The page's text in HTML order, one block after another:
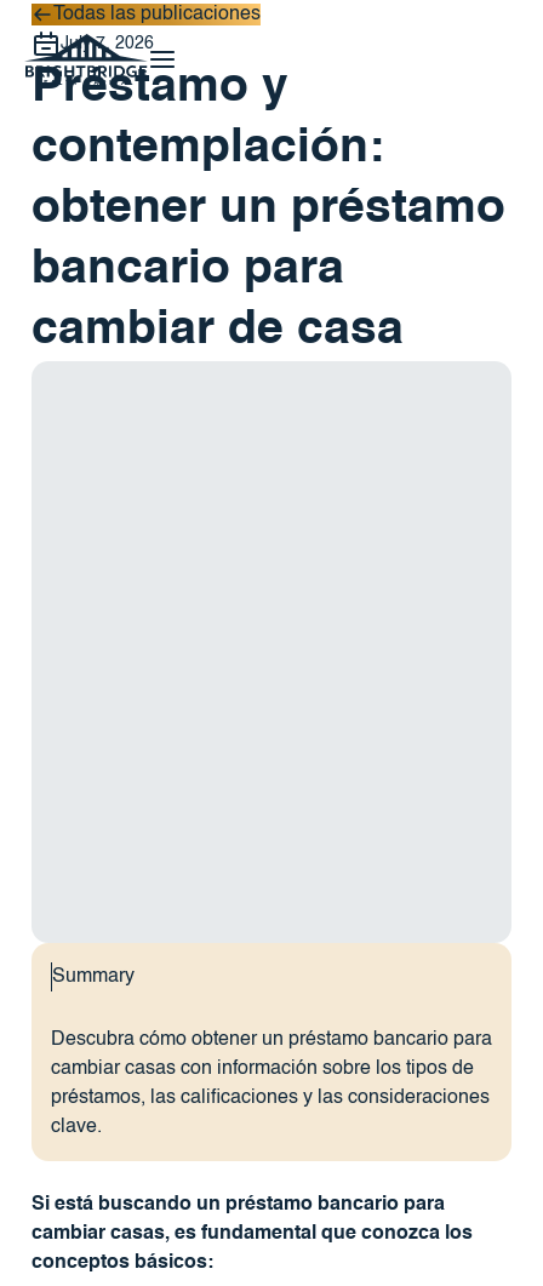
Todas las publicaciones
Todas las publicaciones
July 7, 2026
Préstamo y
contemplación:
obtener un préstamo
bancario para
cambiar de casa
Summary
Descubra cómo obtener un préstamo bancario para
cambiar casas con información sobre los tipos de
préstamos, las calificaciones y las consideraciones
clave.
Si está buscando un préstamo bancario para
cambiar casas, es fundamental que conozca los
conceptos básicos: